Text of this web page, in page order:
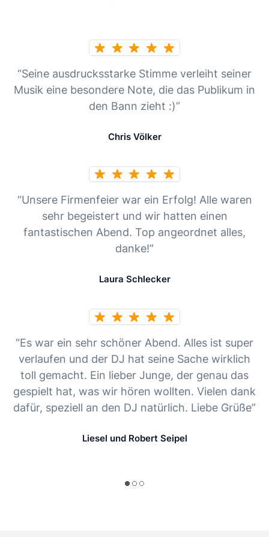
“Seine ausdrucksstarke Stimme verleiht seiner
Musik eine besondere Note, die das Publikum in
den Bann zieht :)”
Chris Völker
“Unsere Firmenfeier war ein Erfolg! Alle waren
sehr begeistert und wir hatten einen
fantastischen Abend. Top angeordnet alles,
danke!”
Laura Schlecker
“Es war ein sehr schöner Abend. Alles ist super
verlaufen und der DJ hat seine Sache wirklich
toll gemacht. Ein lieber Junge, der genau das
gespielt hat, was wir hören wollten. Vielen dank
dafür, speziell an den DJ natürlich. Liebe Grüße”
Liesel und Robert Seipel